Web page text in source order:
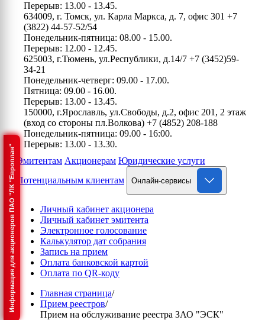
Информация для акционеров ПАО "ЛК "Европлан"
Перерыв: 13.00 - 13.45.
634009, г. Томск, ул. Карла Маркса, д. 7, офис 301 +7
(3822) 44-57-52/54
Понедельник-пятница: 08.00 - 15.00.
Перерыв: 12.00 - 12.45.
625003, г.Тюмень, ул.Республики, д.14/7 +7 (3452)59-
34-21
Понедельник-четверг: 09.00 - 17.00.
Пятница: 09.00 - 16.00.
Перерыв: 13.00 - 13.45.
150000, г.Ярославль, ул.Свободы, д.2, офис 201, 2 этаж
(вход со стороны пл.Волкова) +7 (4852) 208-188
Понедельник-пятница: 09.00 - 16:00.
Перерыв: 13.00 - 13.30.
Эмитентам Акционерам Юридические услуги
Потенциальным клиентам
Онлайн-сервисы
Личный кабинет акционера
Личный кабинет эмитента
Электронное голосование
Калькулятор дат собрания
Запись на прием
Оплата банковской картой
Оплата по QR-коду
Главная страница/
Прием реестров/
Прием на обслуживание реестра ЗАО "ЭСК"